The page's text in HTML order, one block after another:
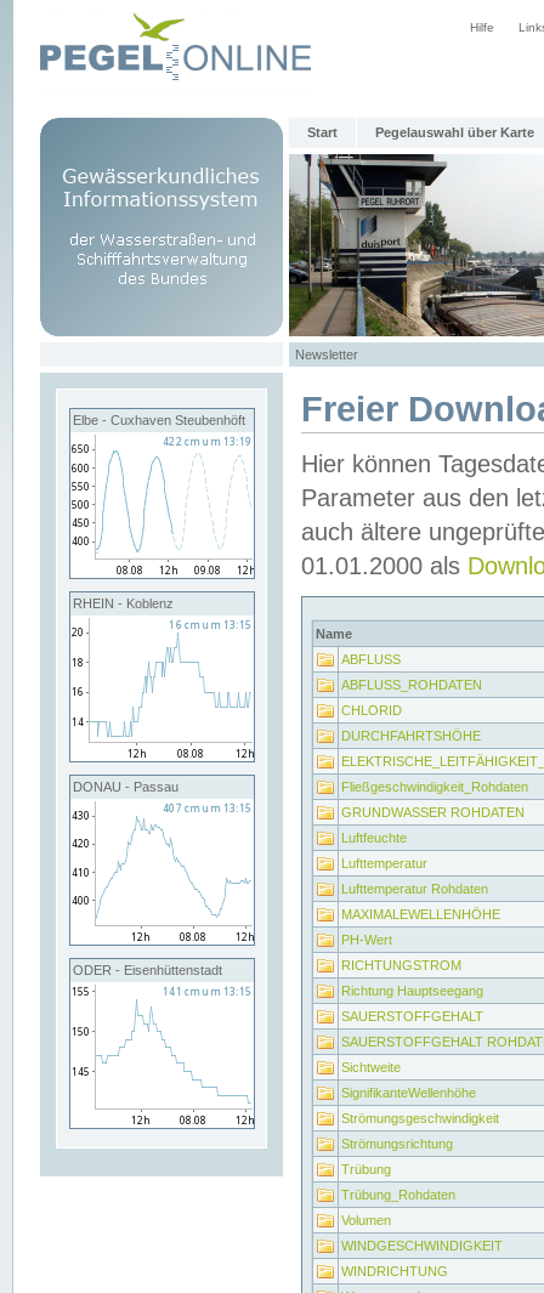
Hilfe
Start Pegelauswahl über Karte
Newsletter
Elbe - Cuxhaven Steubenhöft
RHEIN - Koblenz
DONAU - Passau
ODER - Eisenhüttenstadt
Freier
Hier können
Parameter aus den
auch ältere
01.01.2000 als
Name
ABFLUSS
ABFLUSS_ROHDATEN
CHLORID
DURCHFAHRTSHÖHE
Fließgeschwindigkeit_Rohdaten
GRUNDWASSER ROHDATEN
Luftfeuchte
Lufttemperatur
Lufttemperatur Rohdaten
MAXIMALEWELLENHÖHE
PH-Wert
RICHTUNGSTROM
Richtung Hauptseegang
SAUERSTOFFGEHALT
SAUERSTOFFGEHALT
Sichtweite
SignifikanteWellenhöhe
Strömungsgeschwindigkeit
Strömungsrichtung
Trübung
Trübung_Rohdaten
Volumen
WINDGESCHWINDIGKEIT
WINDRICHTUNG